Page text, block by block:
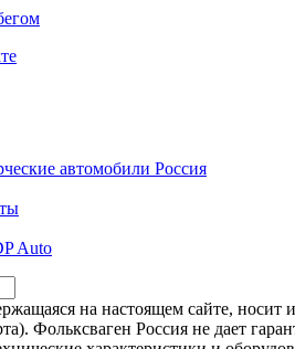
автомобили Россия
Auto
на настоящем сайте, носит
Фольксваген Россия не дает